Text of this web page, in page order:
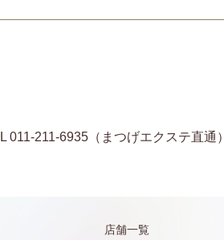
011-211-6935（まつげエクステ直通）
店舗一覧